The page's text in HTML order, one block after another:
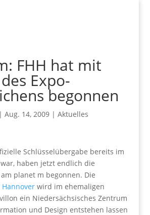
FHH hat mit
Expo-
begonnen
Aug. 14, 2009| Aktuelles
Schlüsselübergabe bereits im
haben jetzt endlich die
planet m begonnen. Die
Hannoverwird im ehemaligen
ein Niedersächsisches Zentrum
und Design entstehen lassen